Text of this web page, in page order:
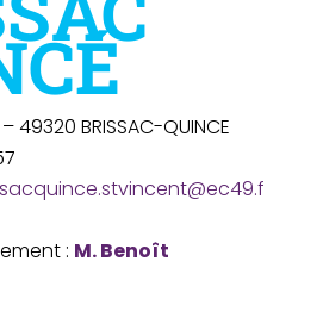
49320 BRISSAC-QUINCE
: M. Benoît